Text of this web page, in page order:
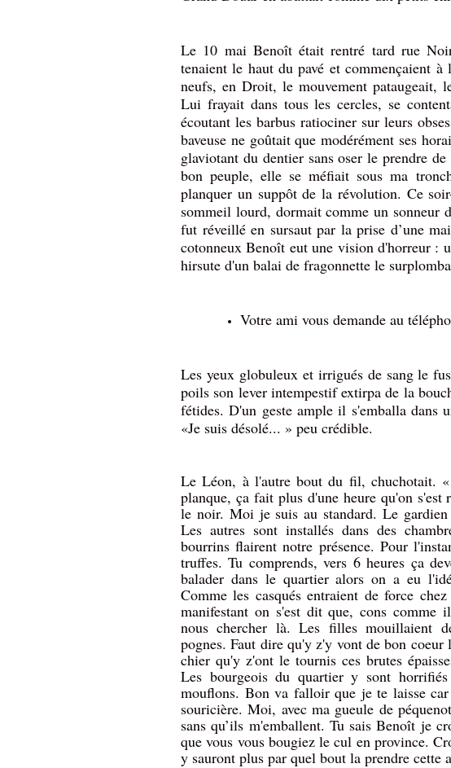
Le 10 mai Benoît était rentré tard rue
tenaient le haut du pavé et commençaient
neufs, en Droit, le mouvement pataugeait,
Lui frayait dans tous les cercles, se
écoutant les barbus ratiociner sur leurs
baveuse ne goûtait que modérément ses
glaviotant du dentier sans oser le prendre
bon peuple, elle se méfiait sous ma
planquer un suppôt de la révolution. Ce
sommeil lourd, dormait comme un sonneur
fut réveillé en sursaut par la prise d’une
cotonneux Benoît eut une vision d'horreur :
hirsute d'un balai de fragonnette le
Votre ami vous demande au
Les yeux globuleux et irrigués de sang le
poils son lever intempestif extirpa de la
fétides. D'un geste ample il s'emballa dans
«Je suis désolé... » peu crédible.
Le Léon, à l'autre bout du fil, chuchotait.
planque, ça fait plus d'une heure qu'on
le noir. Moi je suis au standard. Le
Les autres sont installés dans des
bourrins flairent notre présence. Pour
truffes. Tu comprends, vers 6 heures ça
balader dans le quartier alors on a eu
Comme les casqués entraient de force
manifestant on s'est dit que, cons comme
nous chercher là. Les filles mouillaient
pognes. Faut dire qu'y z'y vont de bon
chier qu'y z'ont le tournis ces brutes
Les bourgeois du quartier y sont
mouflons. Bon va falloir que je te laisse
souricière. Moi, avec ma gueule de
sans qu’ils m'emballent. Tu sais Benoît je
que vous vous bougiez le cul en province.
y sauront plus par quel bout la prendre cette